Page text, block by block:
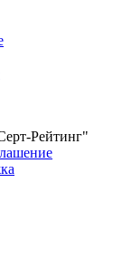
Рейтинг"